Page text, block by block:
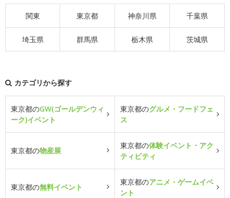
関東 東京都 神奈川県 千葉県
埼玉県 群馬県 栃木県 茨城県
カテゴリから探す
東京都のGW(ゴールデンウィ
ーク)イベント
東京都のグルメ・フードフェ
ス
東京都の物産展
東京都の体験イベント・アク
ティビティ
東京都の無料イベント
東京都のアニメ・ゲームイベ
ント